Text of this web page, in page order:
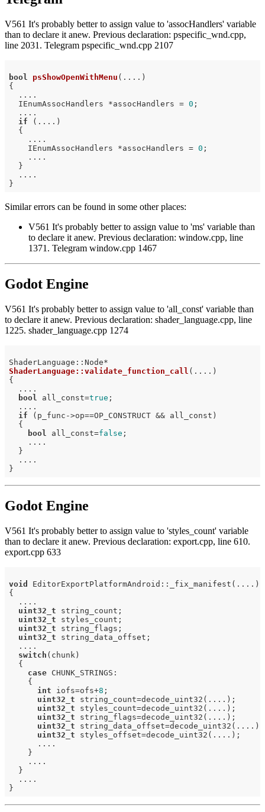
V561 It's probably better to assign value to 'assocHandlers' variable
than to declare it anew. Previous declaration: pspecific_wnd.cpp,
line 2031. Telegram pspecific_wnd.cpp 2107
bool psShowOpenWithMenu (....)
{
  ....
  IEnumAssocHandlers *assocHandlers =
0 ;
  ....
if (....)
  {
    ....
    IEnumAssocHandlers *assocHandlers =
0 ;
    ....
  }
  ....
Similar errors can be found in some other places:
V561 It's probably better to assign value to 'ms' variable than
to declare it anew. Previous declaration: window.cpp, line
1371. Telegram window.cpp 1467
Godot Engine
V561 It's probably better to assign value to 'all_const' variable than
to declare it anew. Previous declaration: shader_language.cpp, line
1225. shader_language.cpp 1274
ShaderLanguage::validate_function_call (....)
{
  ....
bool all_const=true ;
  ....
if (p_func->op==OP_CONSTRUCT && all_const)
  {
bool all_const=false ;
    ....
  }
  ....
Godot Engine
V561 It's probably better to assign value to 'styles_count' variable
than to declare it anew. Previous declaration: export.cpp, line 610.
export.cpp 633
void
EditorExportPlatformAndroid::_fix_manifest(....)
{
  ....
uint32_t string_count;
uint32_t styles_count;
uint32_t string_flags;
uint32_t string_data_offset;
  ....
switch (chunk)
  {
case CHUNK_STRINGS:
    {
int iofs=ofs+8 ;
uint32_t string_count=decode_uint32(....);
uint32_t styles_count=decode_uint32(....);
uint32_t string_flags=decode_uint32(....);
uint32_t string_data_offset=decode_uint32(....);
uint32_t styles_offset=decode_uint32(....);
      ....
    }
    ....
  }
  ....